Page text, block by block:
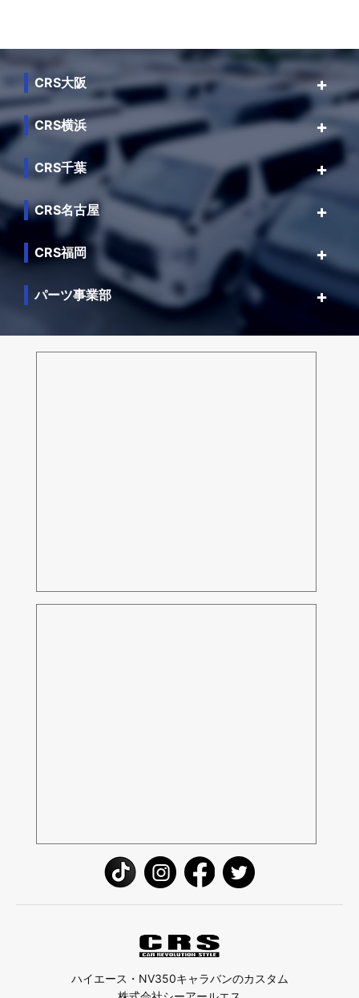
CRS大阪
CRS横浜
CRS千葉
CRS名古屋
CRS福岡
パーツ事業部
ハイエース・NV350キャラバンのカスタム